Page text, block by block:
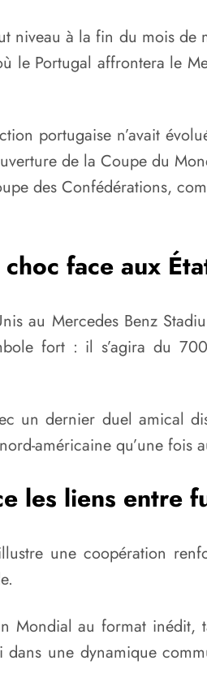
niveau à la fin du mois de
le Portugal affrontera le
portugaise n’avait
de la Coupe du
des Confédérations,
face aux
au Mercedes Benz
fort : il s’agira du
un dernier duel amical
américaine qu’une fois
les liens entre
une coopération
Mondial au format
une dynamique